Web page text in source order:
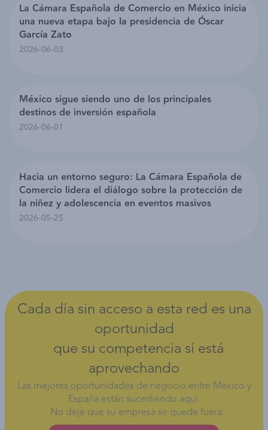
La Cámara Española de Comercio en México inicia
una nueva etapa bajo la presidencia de Óscar
García Zato
2026-06-03
México sigue siendo uno de los principales
destinos de inversión española
2026-06-01
Hacia un entorno seguro: La Cámara Española de
Comercio lidera el diálogo sobre la protección de
la niñez y adolescencia en eventos masivos
2026-05-25
Cada día sin acceso a esta red es una
oportunidad
que su competencia sí está
aprovechando
Las mejores oportunidades de negocio entre México y
España están sucediendo aquí.
No deje que su empresa se quede fuera.